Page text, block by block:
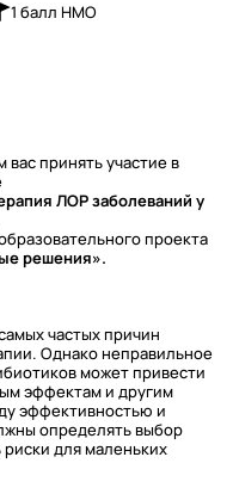
1 балл НМО
принять участие в
ЛОР заболеваний у
проекта
решения».
частых причин
Однако неправильное
может привести
эффектам и другим
эффективностью и
определять выбор
для маленьких